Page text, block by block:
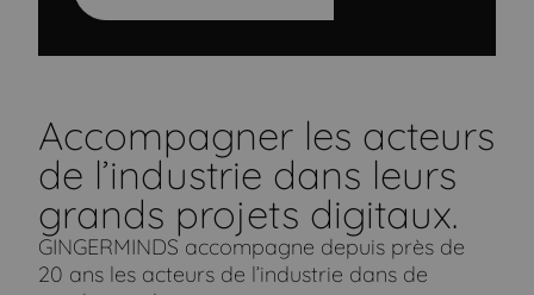
Accompagner les acteurs
de l’industrie dans leurs
grands projets digitaux.
GINGERMINDS accompagne depuis près de
20 ans les acteurs de l’industrie dans de